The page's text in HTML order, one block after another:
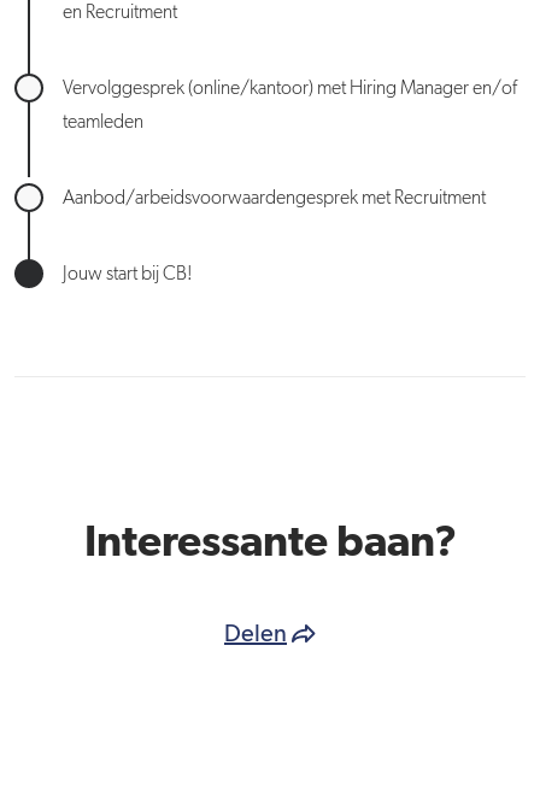
en Recruitment
Vervolggesprek (online/kantoor) met Hiring Manager en/of
teamleden
Aanbod/arbeidsvoorwaardengesprek met Recruitment
Jouw start bij CB!
Interessante baan?
Delen